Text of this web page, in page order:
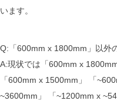
います。
Q:「600mm x 1800mm」以外
A:現状では「600mm x
「600mm x 1500mm」 「
~3600mm」 「~1200mm x